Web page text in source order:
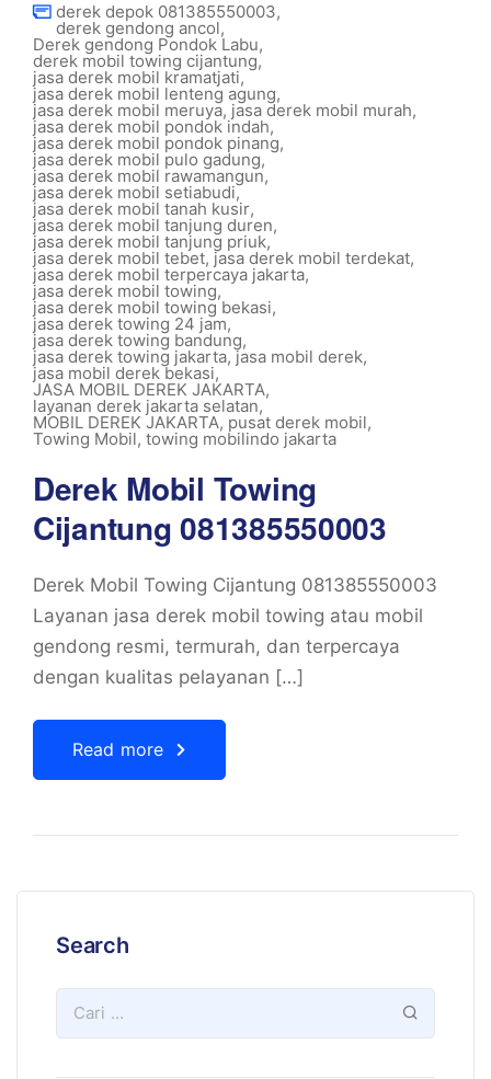
derek depok 081385550003,
derek gendong ancol,
Derek gendong Pondok Labu,
derek mobil towing cijantung,
jasa derek mobil kramatjati,
jasa derek mobil lenteng agung,
jasa derek mobil meruya, jasa derek mobil murah,
jasa derek mobil pondok indah,
jasa derek mobil pondok pinang,
jasa derek mobil pulo gadung,
jasa derek mobil rawamangun,
jasa derek mobil setiabudi,
jasa derek mobil tanah kusir,
jasa derek mobil tanjung duren,
jasa derek mobil tanjung priuk,
jasa derek mobil tebet, jasa derek mobil terdekat,
jasa derek mobil terpercaya jakarta,
jasa derek mobil towing,
jasa derek mobil towing bekasi,
jasa derek towing 24 jam,
jasa derek towing bandung,
jasa derek towing jakarta,jasa mobil derek,
jasa mobil derek bekasi,
JASA MOBIL DEREK JAKARTA,
layanan derek jakarta selatan,
MOBIL DEREK JAKARTA, pusat derek mobil,
Towing Mobil, towing mobilindo jakarta
Derek Mobil Towing
Cijantung 081385550003
Derek Mobil Towing Cijantung 081385550003
Layanan jasa derek mobil towing atau mobil
gendong resmi, termurah, dan terpercaya
dengan kualitas pelayanan […]
Read more
Search